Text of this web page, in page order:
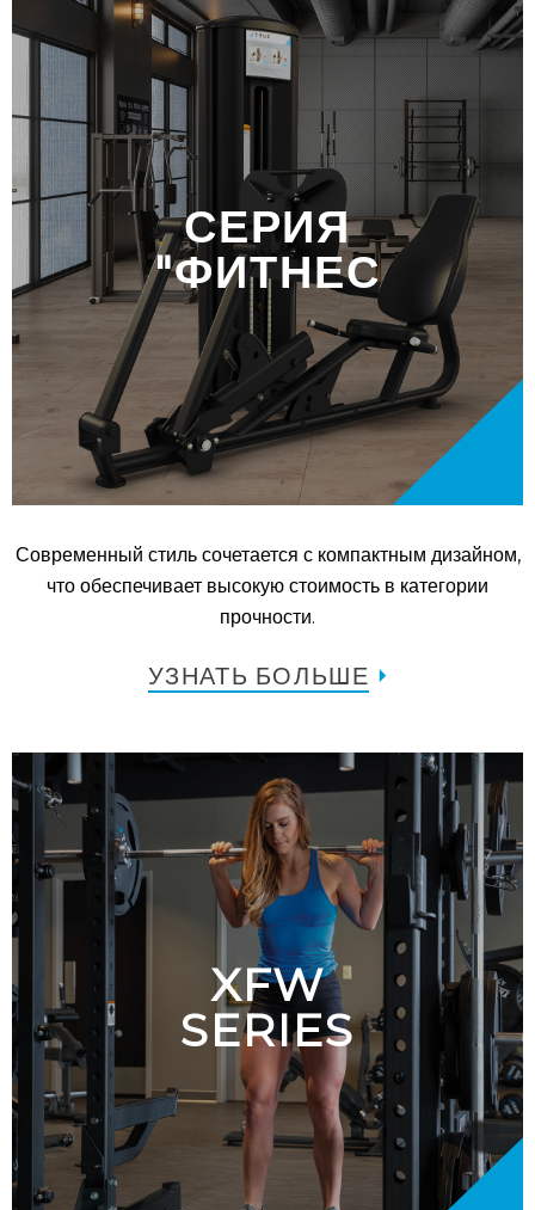
СЕРИЯ
"ФИТНЕС
Современный стиль сочетается с компактным дизайном,
что обеспечивает высокую стоимость в категории
прочности.
УЗНАТЬ БОЛЬШЕ
XFW
SERIES